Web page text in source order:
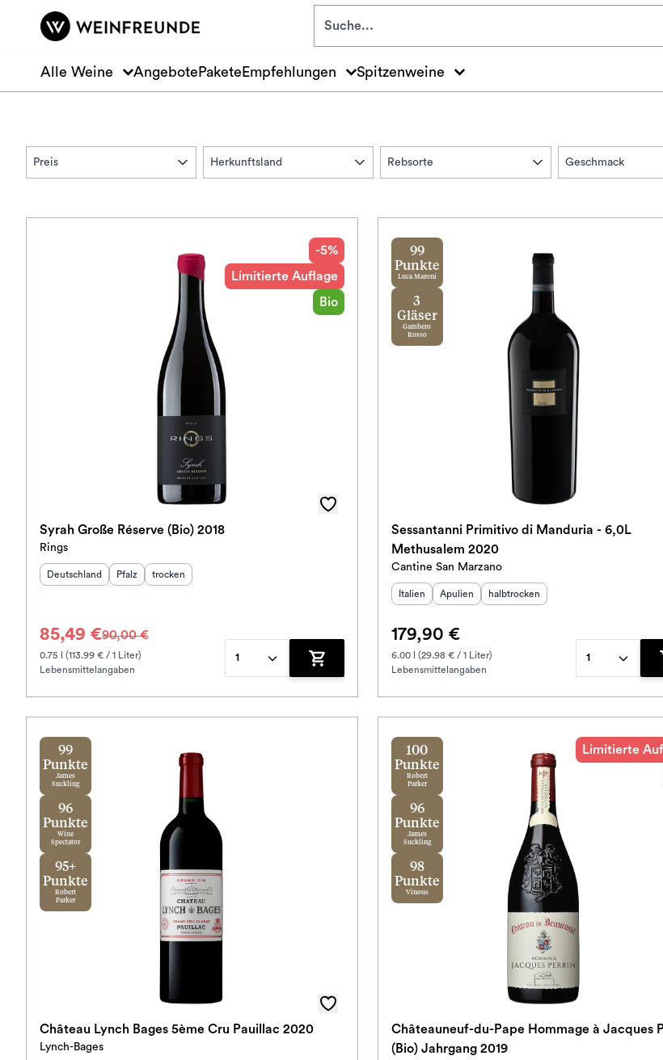
Zum Hauptinhalt springen
Alle Weine Angebote Pakete Empfehlungen Spitzenweine
Preis Herkunftsland Rebsorte Geschmack
-5%
Limitierte Auflage
Bio
Syrah Große Réserve (Bio) 2018
Rings
Herkunftsland
Deutschland Herkunftsregion
Pfalz Geschmack
trocken
85,49 €90,00 €
0.75 l (113.99 € / 1 Liter)
Lebensmittelangaben
1
Zum Warenkorb hinzufügen
99
Punkte
Luca Maroni
3
Gläser
Gambero
Rosso
Sessantanni Primitivo di Manduria - 6,0L
Methusalem 2020
Cantine San Marzano
Herkunftsland:
Italien Herkunftsregion:
Apulien Geschmack:
halbtrocken
179,90 €
6.00 l (29.98 € / 1 Liter)
Lebensmittelangaben
1
99
Punkte
James
Suckling
96
Punkte
Wine
Spectator
95+
Punkte
Robert
Parker
Château Lynch Bages 5ème Cru Pauillac 2020
Lynch-Bages
100
Punkte
Robert
Parker
96
Punkte
James
Suckling
98
Punkte
Vinous
Limitierte
Châteauneuf-du-Pape Hommage à Jacques
(Bio) Jahrgang 2019